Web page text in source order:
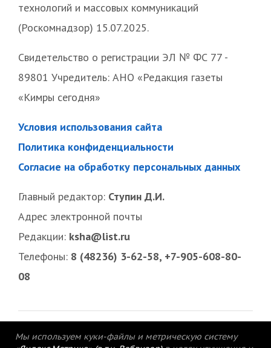
технологий и массовых коммуникаций
(Роскомнадзор) 15.07.2025.
Свидетельство о регистрации ЭЛ № ФС 77 -
89801 Учредитель: АНО «Редакция газеты
«Кимры сегодня»
Условия использования сайта
Политика конфиденциальности
Согласие на обработку персональных данных
Главный редактор: Ступин Д.И.
Адрес электронной почты
Редакции: ksha@list.ru
Телефоны: 8 (48236) 3-62-58, +7-905-608-80-
08
Мы используем куки-файлы и метрическую систему